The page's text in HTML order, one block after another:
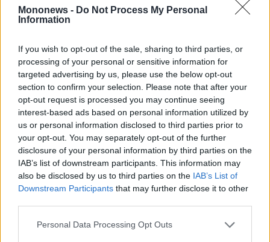
Mononews - Do Not Process My Personal
Information
If you wish to opt-out of the sale, sharing to third parties, or
processing of your personal or sensitive information for
targeted advertising by us, please use the below opt-out
section to confirm your selection. Please note that after your
opt-out request is processed you may continue seeing
interest-based ads based on personal information utilized by
us or personal information disclosed to third parties prior to
your opt-out. You may separately opt-out of the further
disclosure of your personal information by third parties on the
IAB’s list of downstream participants. This information may
also be disclosed by us to third parties on the IAB’s List of
Downstream Participants that may further disclose it to other
Personal Data Processing Opt Outs
Για να τα πετύχουμε όλα αυτά πρέπει να
– Για τη σταθερή και ασφαλή αύξηση της
χρηματοδότησης της οικονομίας από τις
τράπεζες και από τα κρατικά και ευρωπαϊκά
αναπτυξιακά προγράμματα. Είναι ενδεικτικό
ότι η Ελληνική Αναπτυξιακή Τράπεζα έχει
χορηγήσει 74.158 δάνεια σε επιχειρήσεις , εκ
των οποίων οι 54.000 είναι μικρές
επιχειρήσεις με λιγότερους από 50
εργαζόμενους.